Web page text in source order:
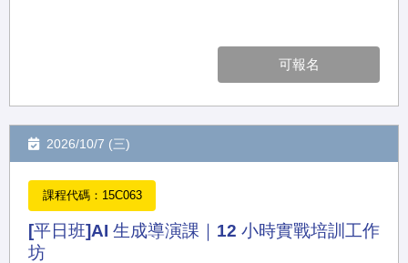
可報名
2026/10/7 (三)
課程代碼：15C063
[平日班]AI 生成導演課｜12 小時實戰培訓工作
坊